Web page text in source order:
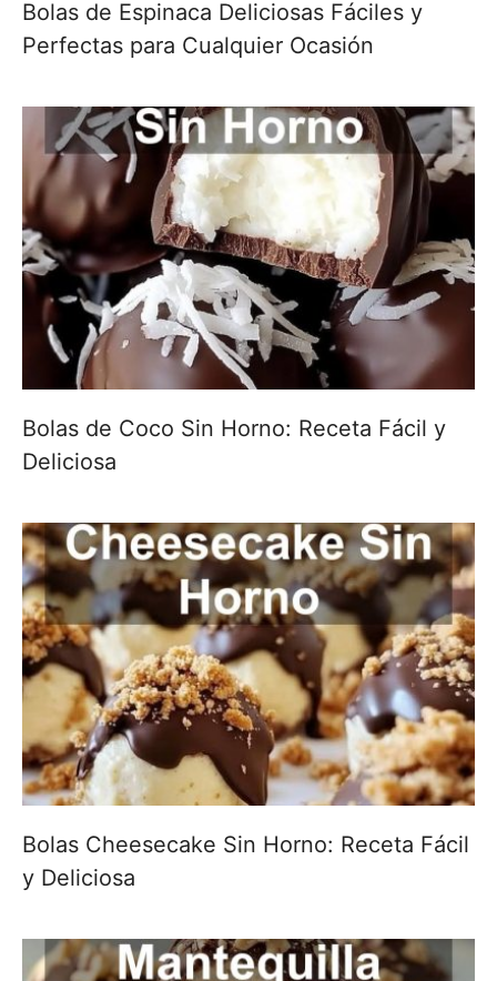
Bolas de Espinaca Deliciosas Fáciles y
Perfectas para Cualquier Ocasión
Bolas de Coco Sin Horno: Receta Fácil y
Deliciosa
Bolas Cheesecake Sin Horno: Receta Fácil
y Deliciosa